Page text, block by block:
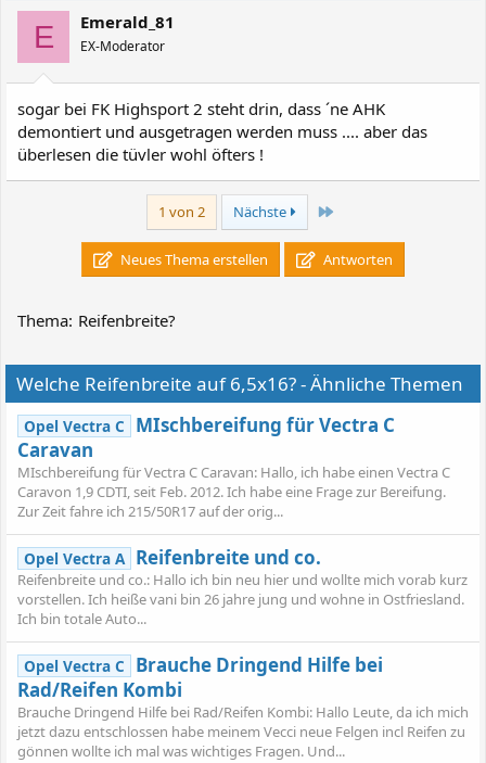
E Emerald_81
EX-Moderator
sogar bei FK Highsport 2 steht drin, dass ´ne AHK
demontiert und ausgetragen werden muss .... aber das
überlesen die tüvler wohl öfters !
1 von 2 Nächste Letzte
Neues Thema erstellen Antworten
Thema: Reifenbreite?
Welche Reifenbreite auf 6,5x16? - Ähnliche Themen
Opel Vectra C
MIschbereifung für Vectra C
Caravan
MIschbereifung für Vectra C Caravan: Hallo, ich habe einen Vectra C
Caravon 1,9 CDTI, seit Feb. 2012. Ich habe eine Frage zur Bereifung.
Zur Zeit fahre ich 215/50R17 auf der orig...
Opel Vectra A Reifenbreite und co.
Reifenbreite und co.: Hallo ich bin neu hier und wollte mich vorab kurz
vorstellen. Ich heiße vani bin 26 jahre jung und wohne in Ostfriesland.
Ich bin totale Auto...
Opel Vectra C
Brauche Dringend Hilfe bei
Rad/Reifen Kombi
Brauche Dringend Hilfe bei Rad/Reifen Kombi: Hallo Leute, da ich mich
jetzt dazu entschlossen habe meinem Vecci neue Felgen incl Reifen zu
gönnen wollte ich mal was wichtiges Fragen. Und...